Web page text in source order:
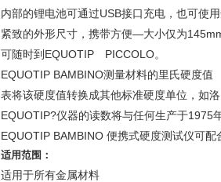
内部的锂电池可通过USB接口充电，也可使
紧致的外形尺寸，携带方便—大小仅为
可随时到EQUOTIP PICCOLO。
EQUOTIP BAMBINO测量材料的里氏硬度值
表将该硬度值转换成其他标准硬度单位，如
EQUOTIP?仪器的读数将与任何生产于1975
EQUOTIP BAMBINO 便携式硬度测试仪可
适用范围：
适用于所有金属材料